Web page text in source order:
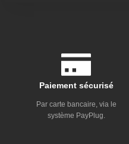
Paiement sécurisé
Par carte bancaire, via le
système PayPlug.